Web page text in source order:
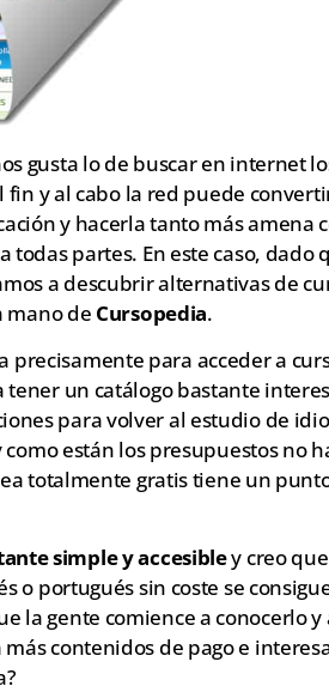
gusta lo de buscar en internet
fin y al cabo la red puede
y hacerla tanto más amena
partes. En este caso, dado
a descubrir alternativas de
mano de Cursopedia.
precisamente para acceder a
un catálogo bastante
para volver al estudio de
están los presupuestos no
totalmente gratis tiene un
simple y accesibley creo
o portugués sin coste se
la gente comience a conocerlo y
contenidos de pago e